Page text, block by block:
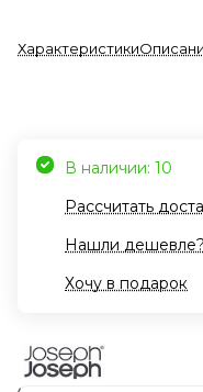
Характеристики
В наличии: 10
Рассчитать
Нашли дешевле?
Хочу в подарок